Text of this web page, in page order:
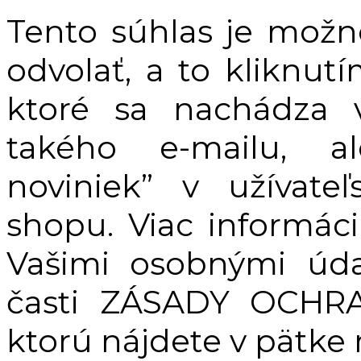
Tento súhlas je
odvolať, a to
ktoré sa nachádza
takého e-mailu,
noviniek” v
shopu. Viac
Vašimi osobnými
časti ZÁSADY
ktorú nájdete v pätke